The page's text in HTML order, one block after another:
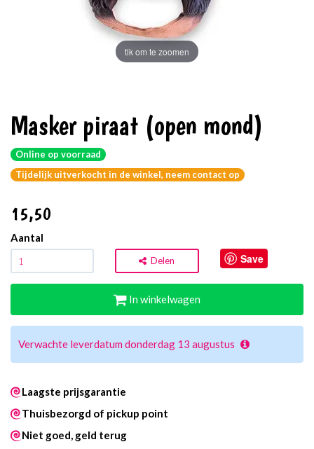
tik om te zoomen
Masker piraat (open mond)
Online op voorraad
Tijdelijk uitverkocht in de winkel, neem contact op
15,50
Aantal
Delen Save
In winkelwagen
Verwachte leverdatum donderdag 13 augustus
Laagste prijsgarantie
Thuisbezorgd of pickup point
Niet goed, geld terug